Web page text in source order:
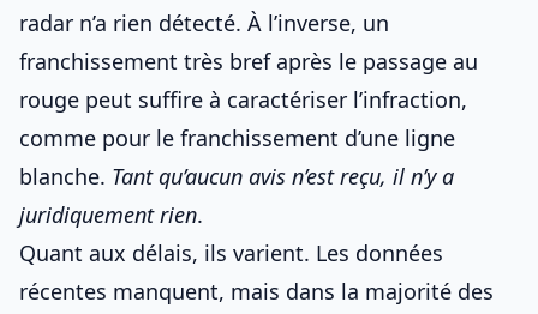
radar n’a rien détecté. À l’inverse, un
franchissement très bref après le passage au
rouge peut suffire à caractériser l’infraction,
comme pour le franchissement d’une ligne
blanche. Tant qu’aucun avis n’est reçu, il n’y a
juridiquement rien.
Quant aux délais, ils varient. Les données
récentes manquent, mais dans la majorité des